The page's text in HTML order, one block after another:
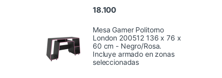
18.100
Mesa Gamer Politorno
London 200512 136 x 76 x
60 cm - Negro/Rosa.
Incluye armado en zonas
seleccionadas